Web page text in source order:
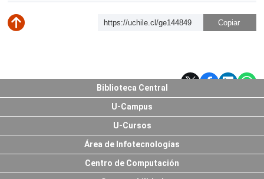
https://uchile.cl/ge144849
Biblioteca Central
U-Campus
U-Cursos
Área de Infotecnologías
Centro de Computación